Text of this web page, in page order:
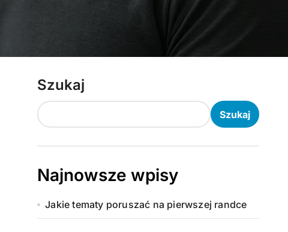
Szukaj
Szukaj
Najnowsze wpisy
Jakie tematy poruszać na pierwszej randce